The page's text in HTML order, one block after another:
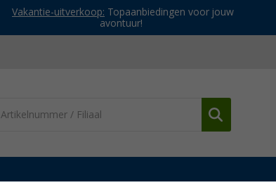
Vakantie-uitverkoop: Topaanbiedingen voor jouw
avontuur!